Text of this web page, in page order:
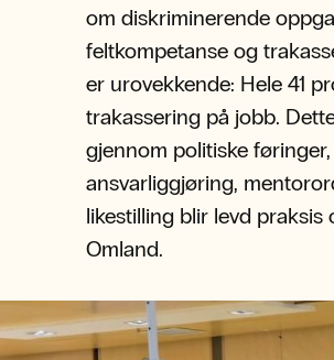
om diskriminerende
feltkompetanse og
er urovekkende: Hele 41
trakassering på jobb.
gjennom politiske
ansvarliggjøring,
likestilling blir levd
Omland.